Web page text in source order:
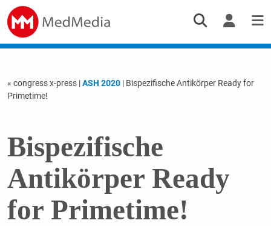
« congress x-press |ASH 2020| Bispezifische Antikörper Ready for
Primetime!
Bispezifische
Antikörper Ready
for Primetime!